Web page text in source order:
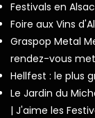
Festivals en
Foire aux Vins
Graspop Metal
rendez-vous
Hellfest : le plus
Le Jardin du
| J'aime les